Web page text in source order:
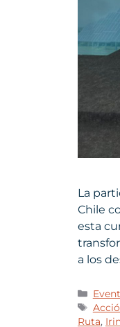
La
Chile
esta
a los
Ruta,